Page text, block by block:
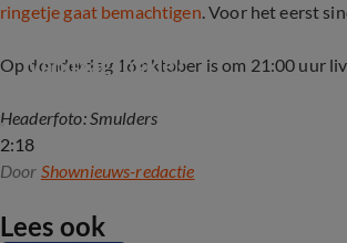
ringetje gaat bemachtigen. Voor het eerst
Op donderdag 16 oktober is om 21:00 uur
2:18
Vandaag Inside?
Headerfoto: Smulders
Door Shownieuws-redactie
Lees ook